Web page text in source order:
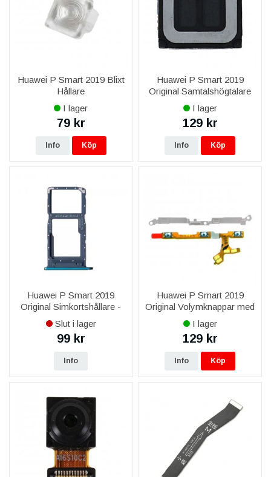
Vi lagerför skärm, batteri, baksida, laddkontakt, kamera och
smådelar till Huawei P Smart (2019) – funktionstestade före
finns till Huawei P Smart (2019).
Passar delarna exakt min Huawei P Smart (2019)?
Alla delar är modellspecifika för Huawei P Smart (2019) och
funktionstestade före leverans.
Ingår garanti?
Kan ni montera delen åt mig?
Ja, via vår mobilreparation byter vi skärm, batteri och baksida
på Huawei P Smart (2019).
Huawei P Smart 2019 Blixt
Hållare
I lager
79 kr
Info Köp
Huawei P Smart 2019
Original Samtalshögtalare
I lager
129 kr
Info Köp
Huawei P Smart 2019
Original Simkortshållare -
Blå
Slut i lager
99 kr
Info
Huawei P Smart 2019
Original Volymknappar med
Metallhållare
I lager
129 kr
Info Köp